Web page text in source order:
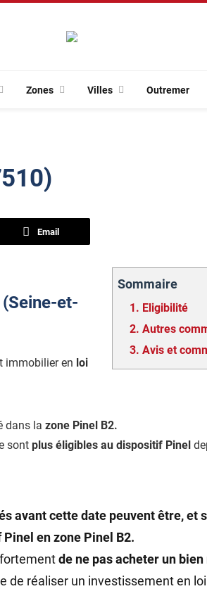
Zones Villes Outremer
Email
Sommaire
1. Eligibilité
2. Autres
3. Avis et
et-
immobilier en loi
dans la zone Pinel B2.
sont plus éligibles au dispositif Pinel
avant cette date peuvent être, et
en zone Pinel B2.
de ne pas acheter un bien
de réaliser un investissement en